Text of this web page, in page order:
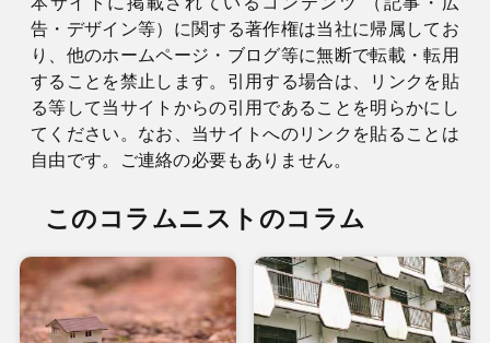
告・デザイン等）に関する著作権は当社に帰属してお
り、他のホームページ・ブログ等に無断で転載・転用
することを禁止します。引用する場合は、リンクを貼
る等して当サイトからの引用であることを明らかにし
てください。なお、当サイトへのリンクを貼ることは
自由です。ご連絡の必要もありません。
このコラムニストのコラム